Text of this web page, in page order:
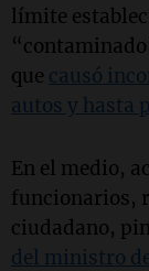
límite
que causó
autos y hasta
En el medio,
funcionarios,
ciudadano,
del ministro